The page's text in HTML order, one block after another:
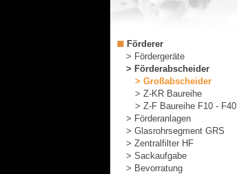
Förderer
> Fördergeräte
> Förderabscheider
> Großabscheider
> Z-KR Baureihe
> Z-F Baureihe F10 - F40
> Förderanlagen
> Glasrohrsegment GRS
> Zentralfilter HF
> Sackaufgabe
> Bevorratung